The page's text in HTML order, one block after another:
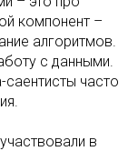
компонент –
алгоритмов.
с данными.
часто
в